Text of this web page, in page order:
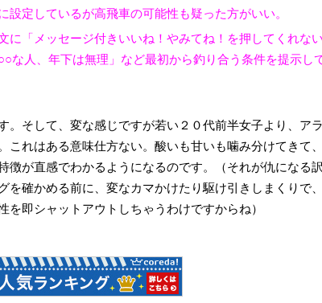
設定しているが高飛車の可能性も疑った方がいい。
に「メッセージ付きいいね！やみてね！を押してくれな
な人、年下は無理」など最初から釣り合う条件を提示し
。そして、変な感じですが若い２０代前半女子より、ア
これはある意味仕方ない。酸いも甘いも噛み分けてきて
徴が直感でわかるようになるのです。（それが仇になる
を確かめる前に、変なカマかけたり駆け引きしまくりで
を即シャットアウトしちゃうわけですからね）